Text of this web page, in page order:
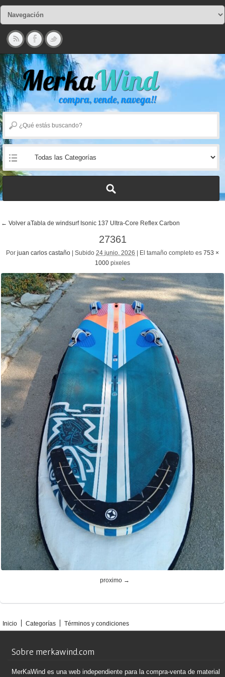
← Volver aTabla de windsurf Isonic 137 Ultra-Core Reflex Carbon
27361
Por juan carlos castaño Subido 24 junio, 2026 El tamaño completo es 753 ×
1000 pixeles
proximo →
Inicio Categorías Términos y condiciones
Sobre merkawind.com
MerKaWind es una web independiente para la compra-venta de material